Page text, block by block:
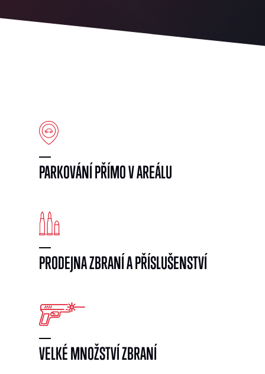
PARKOVÁNÍ PŘÍMO V AREÁLU
PRODEJNA ZBRANÍ A PŘÍSLUŠENSTVÍ
VELKÉ MNOŽSTVÍ ZBRANÍ